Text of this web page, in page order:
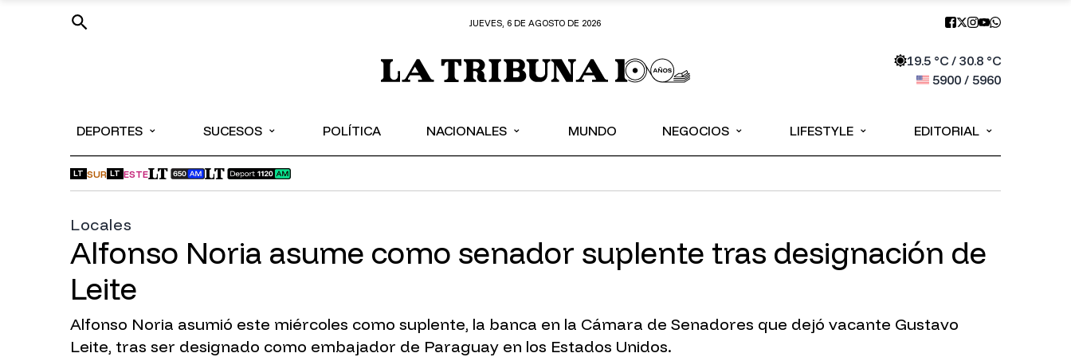
JUEVES, 6 DE AGOSTO DE 2026
19.5°C / 30.8°C
5900/ 5960
DEPORTES ⌄ SUCESOS ⌄ POLÍTICA NACIONALES ⌄ MUNDO NEGOCIOS ⌄ LIFESTYLE ⌄ EDITORIAL ⌄
LT SUR LT ESTE
Locales
Alfonso Noria asume como senador suplente tras designación de
Leite
Alfonso Noria asumió este miércoles como suplente, la banca en la Cámara de Senadores que dejó vacante Gustavo
Leite, tras ser designado como embajador de Paraguay en los Estados Unidos.